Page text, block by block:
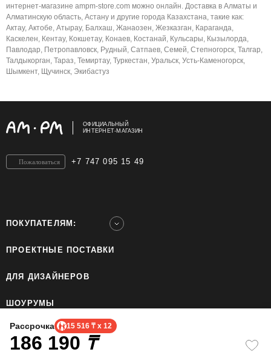
Рассрочка 15 516 ₸ x 12
186 190 ₸
интернет-магазине ampm-store.com можно онлайн. Доставка в Алматы и
Алматинскую область, Астану и другие города Казахстана, такие как:
Актау, Актобе, Атырау, Балхаш, Жанаозен, Жезказган, Караганда,
Каскелен, Кентау, Кокшетау, Конаев, Костанай, Кульсары, Кызылорда,
Павлодар, Петропавловск, Рудный, Сатпаев, Семей, Степногорск, Талгар,
Талдыкорган, Тараз, Темиртау, Туркестан, Уральск, Усть-Каменогорск,
Шымкент, Щучинск, Экибастуз
ОФИЦИАЛЬНЫЙ
ИНТЕРНЕТ-МАГАЗИН
+7 747 095 15 49
Пожаловаться
ПОКУПАТЕЛЯМ:
ПРОЕКТНЫЕ ПОСТАВКИ
ДЛЯ ДИЗАЙНЕРОВ
ШОУРУМЫ
ТОО «Home Ecology Center (Хоум Иколэджи Сэнтэ)», БИН: 190640023562. Все права